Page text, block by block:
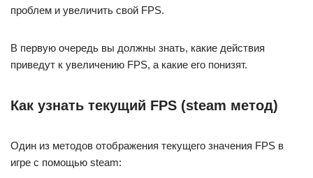
проблем и увеличить свой FPS.
В первую очередь вы должны знать, какие действия
приведут к увеличению FPS, а какие его понизят.
Как узнать текущий FPS (steam метод)
Один из методов отображения текущего значения FPS в
игре с помощью steam: